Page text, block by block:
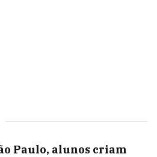
Paulo, alunos criam